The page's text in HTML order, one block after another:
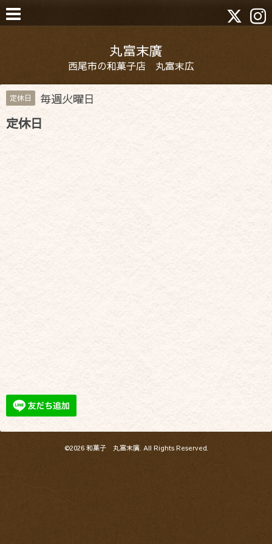
丸富末廣
西尾市の和菓子店 丸富末広
定休日 毎週火曜日
定休日
©2026 和菓子 丸富末廣. All Rights Reserved.